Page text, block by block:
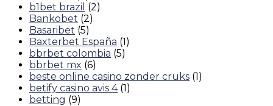
b1bet brazil (2)
Bankobet (2)
Basaribet (5)
Baxterbet España (1)
bbrbet colombia (5)
bbrbet mx (6)
beste online casino zonder cruks (1)
betify casino avis 4(1)
betting (9)